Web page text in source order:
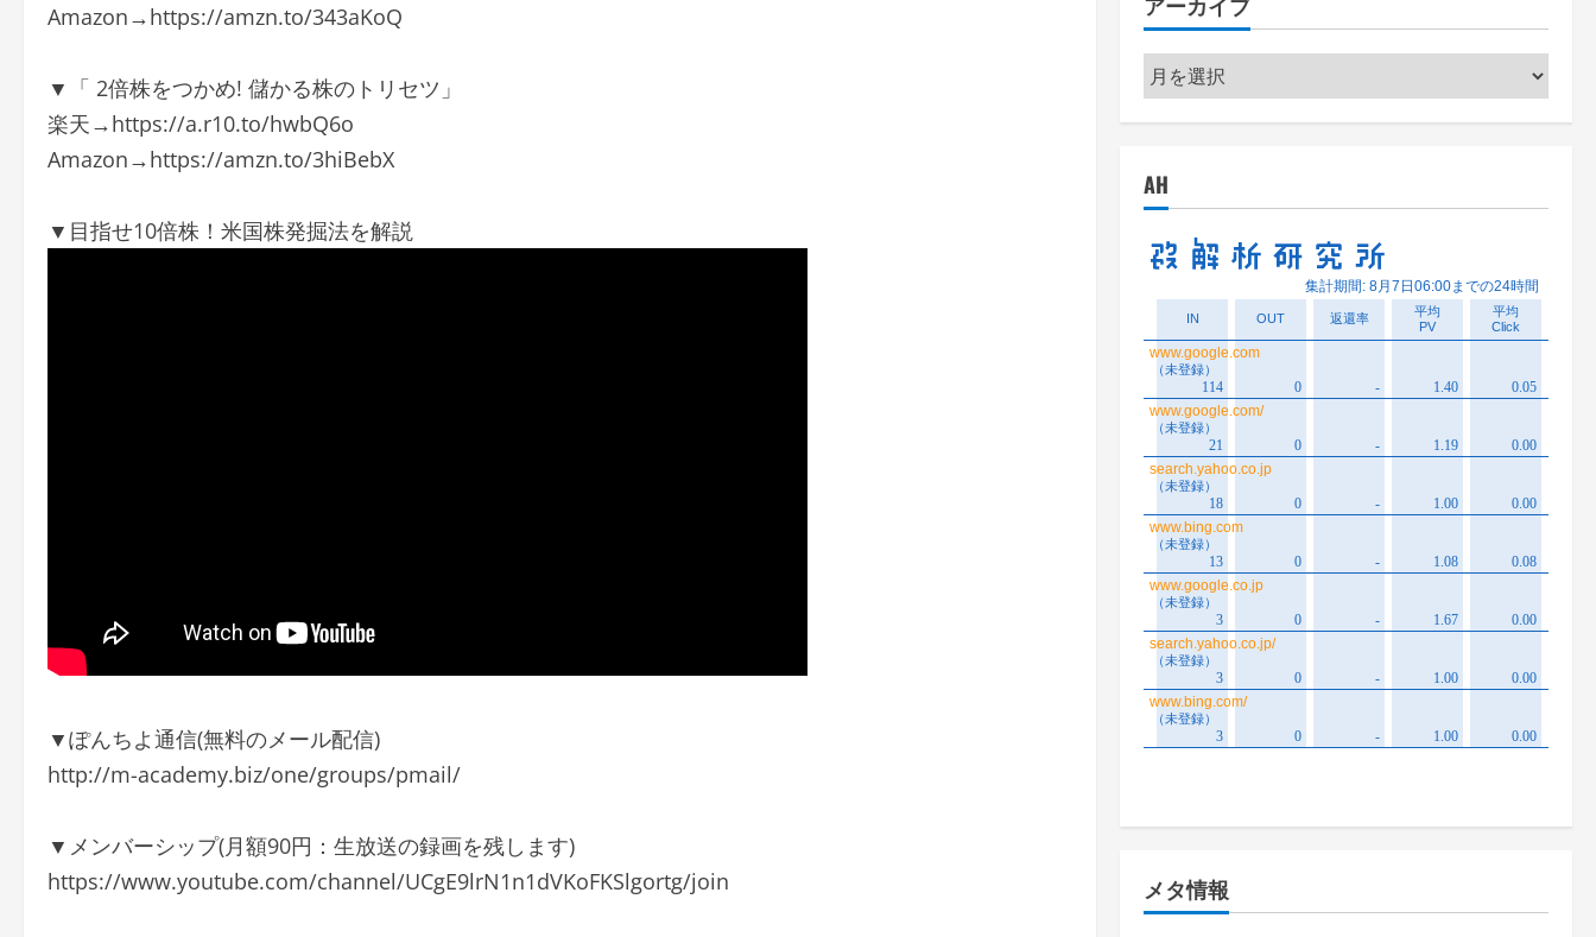
Amazon→https://amzn.to/343aKoQ
▼「 2倍株をつかめ! 儲かる株のトリセツ」
楽天→https://a.r10.to/hwbQ6o
Amazon→https://amzn.to/3hiBebX
▼目指せ10倍株！米国株発掘法を解説
▼ぽんちよ通信(無料のメール配信)
http://m-academy.biz/one/groups/pmail/
▼メンバーシップ(月額90円：生放送の録画を残します)
https://www.youtube.com/channel/UCgE9lrN1n1dVKoFKSlgortg/join
ー
ア
ー
ブ
AH
メタ情報